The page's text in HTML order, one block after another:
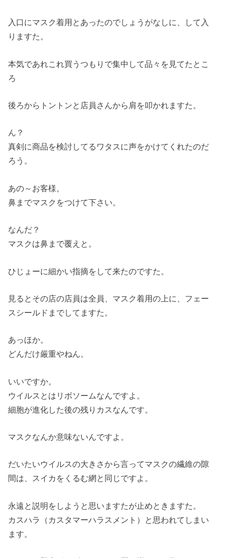
入口にマスク着用とあったのでしょうがなしに、して入
りますた。
本気であれこれ買うつもりで集中して品々を見てたとこ
ろ
後ろからトントンと店員さんから肩を叩かれますた。
ん？
真剣に商品を検討してるワタスに声をかけてくれたのだ
ろう。
あの～お客様。
鼻までマスクをつけて下さい。
なんだ？
マスクは鼻まで覆えと。
ひじょーに細かい指摘をして来たのですた。
見るとその店の店員は全員、マスク着用の上に、フェー
スシールドまでしてますた。
あっほか。
どんだけ厳重やねん。
いいですか。
ウイルスとはリボソームなんですよ。
細胞が進化した後の残りカスなんです。
マスクなんか意味ないんですよ。
だいたいウイルスの大きさから言ってマスクの繊維の隙
間は、スイカをくるむ網と同じですよ。
永遠と説明をしようと思いますたが止めときますた。
カスハラ（カスタマーハラスメント）と思われてしまい
ます。